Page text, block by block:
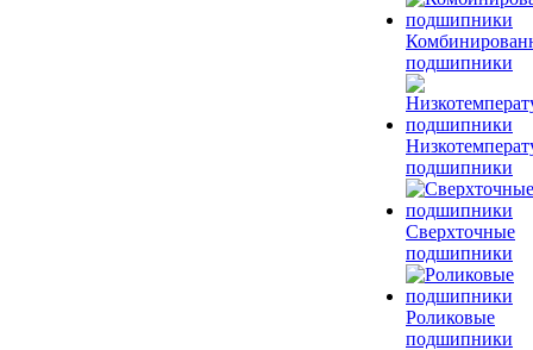
подшипники
подшипники
Сверхточные
подшипники
Роликовые
подшипники